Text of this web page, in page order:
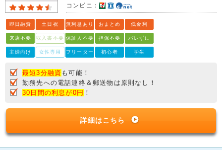
コンビニ：
即日融資 土日祝 無利息あり おまとめ 低金利
来店不要 収入書不要 保証人不要 担保不要 バレずに
主婦向け 女性専用 フリーター 初心者 学生
最短3分融資 も可能！
勤務先への電話連絡＆郵送物は原則なし！
30日間の利息が0円 ！
詳細はこちら